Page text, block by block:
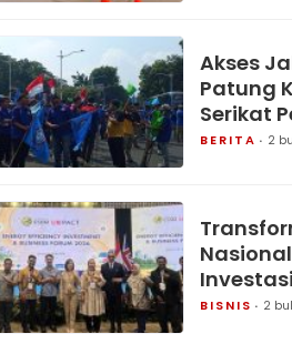
Akses
Patung
Serikat
BERITA 2
ESCO
BISNIS 2